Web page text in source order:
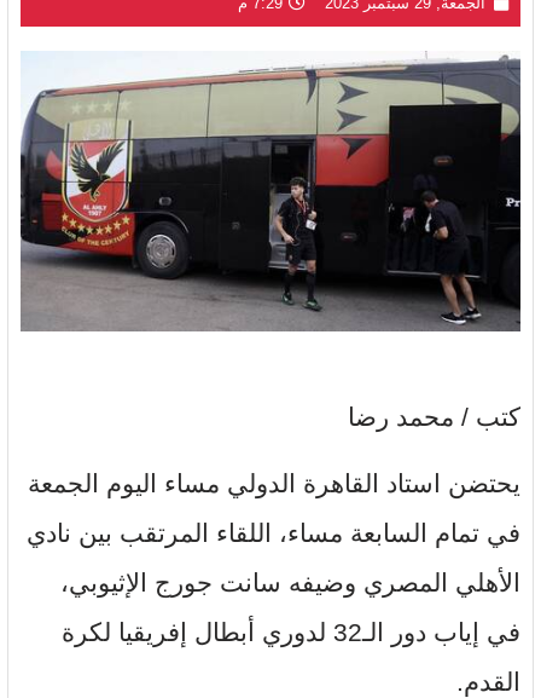
كتب / محمد رضا
يحتضن استاد القاهرة الدولي مساء اليوم الجمعة
في تمام السابعة مساء، اللقاء المرتقب بين نادي
الأهلي المصري وضيفه سانت جورج الإثيوبي،
في إياب دور الـ32 لدوري أبطال إفريقيا لكرة
القدم.